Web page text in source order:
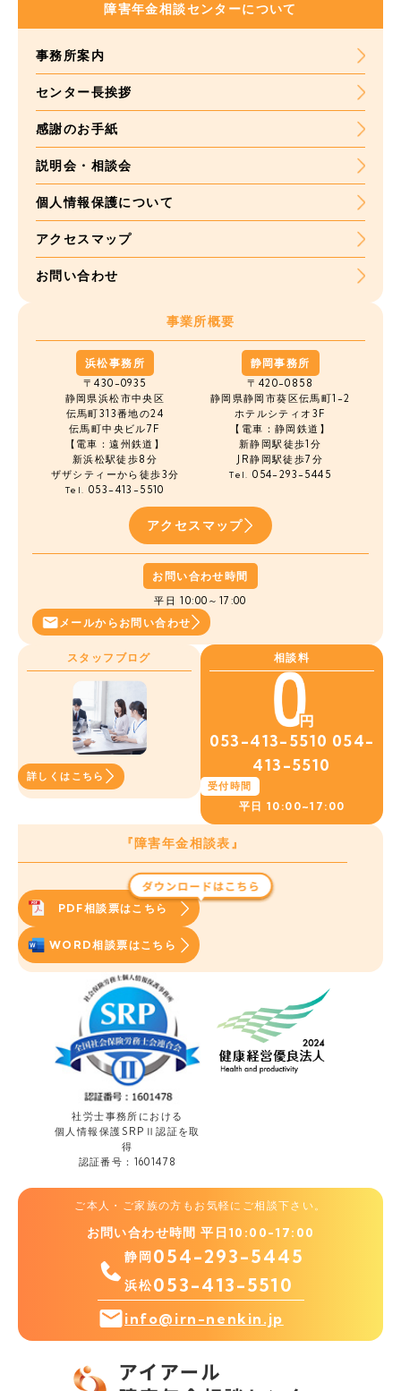
障害年金相談センターについて
事務所案内
センター長挨拶
感謝のお手紙
説明会・相談会
個人情報保護について
アクセスマップ
お問い合わせ
事業所概要
浜松事務所
〒430-0935
静岡県浜松市中央区
伝馬町313番地の24
伝馬町中央ビル7F
【電車：遠州鉄道】
新浜松駅徒歩8分
ザザシティーから徒歩3分
Tel. 053-413-5510
静岡事務所
〒420-0858
静岡県静岡市葵区伝馬町1-2
ホテルシティオ3F
【電車：静岡鉄道】
新静岡駅徒歩1分
JR静岡駅徒歩7分
Tel. 054-293-5445
アクセスマップ
お問い合わせ時間
平日 10:00～17:00
メールから お問い合わせ
スタッフブログ
詳しくはこちら
相談料
053-413-5510 054-
413-5510
受付時間
平日 10:00~17:00
『障害年金相談表』
PDF相談票はこちら
WORD相談票はこちら
社労士事務所における
個人情報保護SRPⅡ認証を取
得
認証番号：1601478
ご本人・ご家族の方もお気軽にご相談下さい。
お問い合わせ時間 平日10:00-17:00
静岡054-293-5445
浜松053-413-5510
info@irn-nenkin.jp